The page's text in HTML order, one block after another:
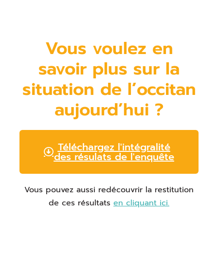
Vous voulez en
savoir plus sur la
situation de l’occitan
aujourd’hui ?
Téléchargez l'intégralité
des résulats de l'enquête
Vous pouvez aussi redécouvrir la restitution
de ces résultats en cliquant ici.